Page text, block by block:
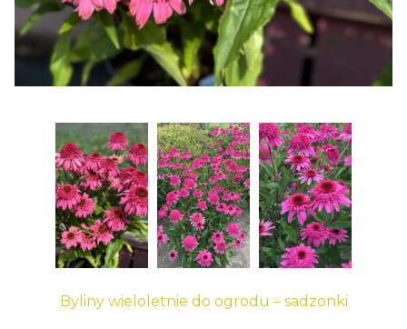
Byliny wieloletnie do ogrodu – sadzonki